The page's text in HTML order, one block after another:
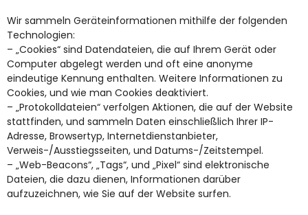
Wir sammeln Geräteinformationen mithilfe der folgenden
Technologien:
– „Cookies“ sind Datendateien, die auf Ihrem Gerät oder
Computer abgelegt werden und oft eine anonyme
eindeutige Kennung enthalten. Weitere Informationen zu
Cookies, und wie man Cookies deaktiviert.
– „Protokolldateien“ verfolgen Aktionen, die auf der Website
stattfinden, und sammeln Daten einschließlich Ihrer IP-
Adresse, Browsertyp, Internetdienstanbieter,
Verweis-/Ausstiegsseiten, und Datums-/Zeitstempel.
– „Web-Beacons“, „Tags“, und „Pixel“ sind elektronische
Dateien, die dazu dienen, Informationen darüber
aufzuzeichnen, wie Sie auf der Website surfen.